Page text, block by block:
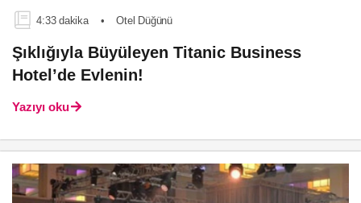
4:33 dakika • Otel Düğünü
Şıklığıyla Büyüleyen Titanic Business
Hotel’de Evlenin!
Yazıyı oku